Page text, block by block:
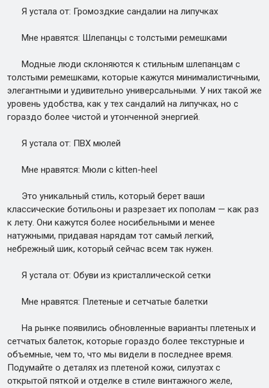
Я устала от: Громоздкие сандалии на липучках
Мне нравятся: Шлепанцы с толстыми ремешками
Модные люди склоняются к стильным шлепанцам с
толстыми ремешками, которые кажутся минималистичными,
элегантными и удивительно универсальными. У них такой же
уровень удобства, как у тех сандалий на липучках, но с
гораздо более чистой и утонченной энергией.
Я устала от: ПВХ мюлей
Мне нравятся: Мюли с kitten-heel
Это уникальный стиль, который берет ваши
классические ботильоны и разрезает их пополам — как раз
к лету. Они кажутся более носибельными и менее
натужными, придавая нарядам тот самый легкий,
небрежный шик, который сейчас всем так нужен.
Я устала от: Обуви из кристаллической сетки
Мне нравятся: Плетеные и сетчатые балетки
На рынке появились обновленные варианты плетеных и
сетчатых балеток, которые гораздо более текстурные и
объемные, чем то, что мы видели в последнее время.
Подумайте о деталях из плетеной кожи, силуэтах с
открытой пяткой и отделке в стиле винтажного желе,